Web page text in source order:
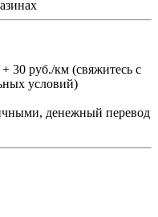
30 руб./км (свяжитесь с
условий)
денежный перевод